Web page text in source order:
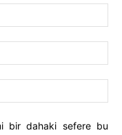
bir dahaki sefere bu